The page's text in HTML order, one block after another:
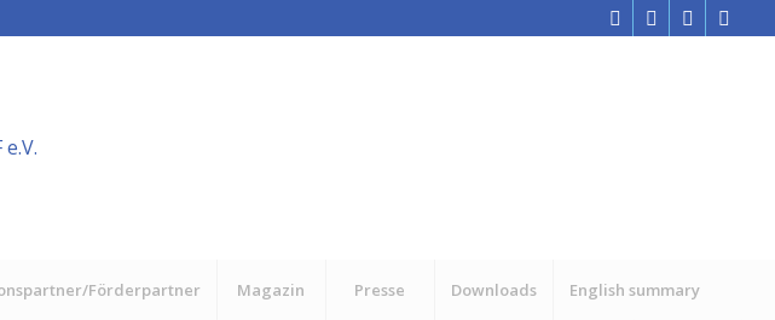
Förderpartner Magazin Presse Downloads English summary